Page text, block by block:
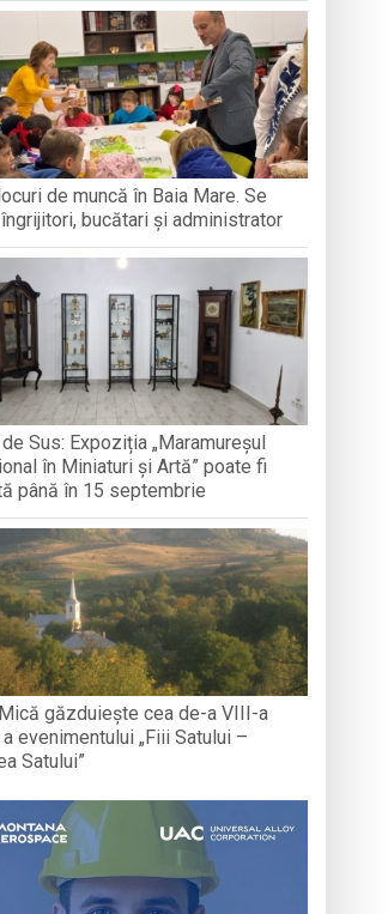
Munților” de la Sibiu
de muncă în Baia Mare. Se
bucătari și administrator
Sus: Expoziția „Maramureșul
în Miniaturi și Artă” poate fi
până în 15 septembrie
găzduiește cea de-a VIII-a
evenimentului „Fiii Satului –
Satului”